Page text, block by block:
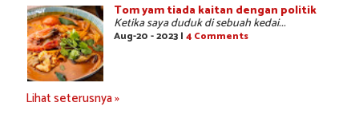
Tom yam tiada kaitan dengan politik
Ketika saya duduk di sebuah kedai...
Aug-20 - 2023 | 4 Comments
Lihat seterusnya »